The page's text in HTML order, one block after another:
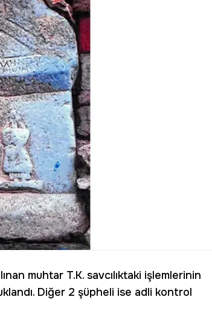
muhtar T.K. savcılıktaki işlemlerinin
Diğer 2 şüpheli ise adli kontrol